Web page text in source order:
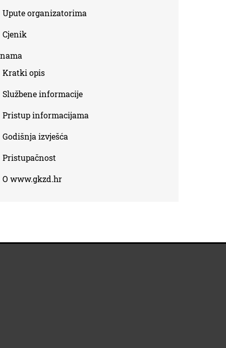
Upute organizatorima
Cjenik
Kratki opis
Službene informacije
Pristup informacijama
Godišnja izvješća
Pristupačnost
O www.gkzd.hr